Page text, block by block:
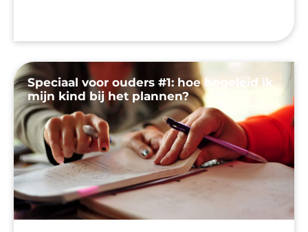
Speciaal voor ouders #1: hoe begeleid ik
mijn kind bij het plannen?